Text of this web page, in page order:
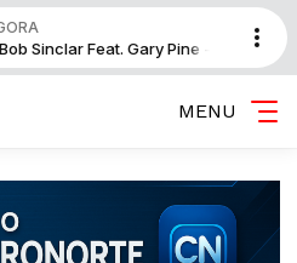
Sinclar Feat. Gary Pine - Love
MENU